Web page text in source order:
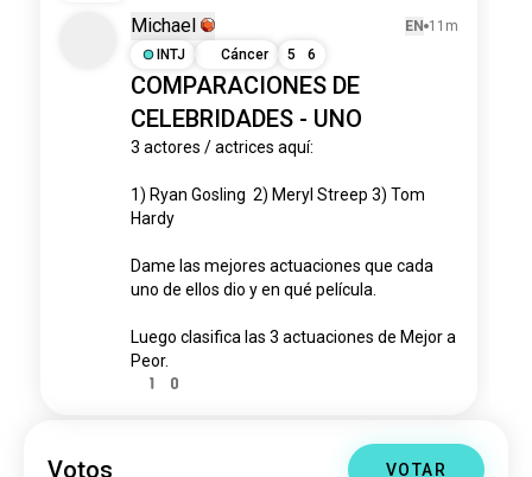
Michael EN 11m
INTJ
Cáncer 5 6
COMPARACIONES DE
CELEBRIDADES - UNO
3 actores / actrices aquí:
1) Ryan Gosling  2) Meryl Streep 3) Tom
Hardy
Dame las mejores actuaciones que cada
uno de ellos dio y en qué película.
Luego clasifica las 3 actuaciones de Mejor a
Peor.
1 0
Votos VOTAR